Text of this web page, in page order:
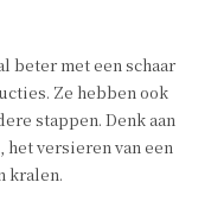
beter met een schaar
Ze hebben ook
stappen. Denk aan
het versieren van een
kralen.